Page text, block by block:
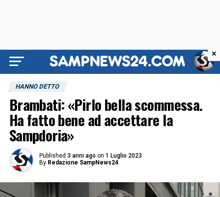
HANNO DETTO
Brambati: «Pirlo bella scommessa.
Ha fatto bene ad accettare la
Sampdoria»
Published 3 anni ago on 1 Luglio 2023
By Redazione SampNews24
×